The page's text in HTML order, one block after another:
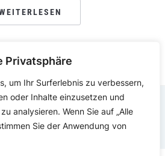
Privatsphäre
um Ihr Surferlebnis zu verbessern,
oder Inhalte einzusetzen und
analysieren. Wenn Sie auf „Alle
Sie der Anwendung von
IMPRESSUM